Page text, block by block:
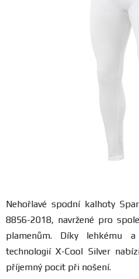
Blog
Ceníky
a
katalogy
Nehořlavé spodní kalhoty
8856-2018, navržené pro
plamenům. Díky lehkému
technologií X-Cool Silver
příjemný pocit při nošení.